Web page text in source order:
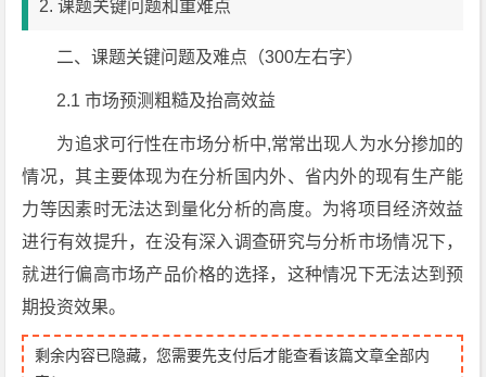
2. 课题关键问题和重难点
二、课题关键问题及难点（300左右字）
2.1 市场预测粗糙及抬高效益
为追求可行性在市场分析中,常常出现人为水分掺加的
情况，其主要体现为在分析国内外、省内外的现有生产能
力等因素时无法达到量化分析的高度。为将项目经济效益
进行有效提升，在没有深入调查研究与分析市场情况下，
就进行偏高市场产品价格的选择，这种情况下无法达到预
期投资效果。
剩余内容已隐藏，您需要先支付后才能查看该篇文章全部内